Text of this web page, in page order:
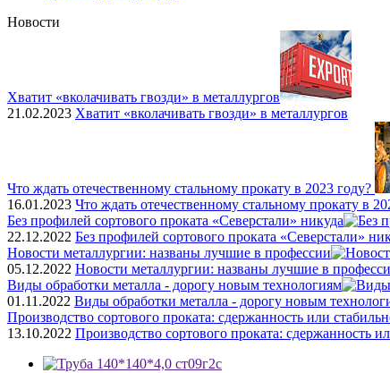
Новости
Хватит «вколачивать гвозди» в металлургов
21.02.2023 Хватит «вколачивать гвозди» в металлургов
Что ждать отечественному стальному прокату в 2023 году?
16.01.2023 Что ждать отечественному стальному прокату в
Без профилей сортового проката «Северстали» никуда
22.12.2022 Без профилей сортового проката «Северстали»
Новости металлургии: названы лучшие в профессии
05.12.2022 Новости металлургии: названы лучшие в
Виды обработки металла - дорогу новым технологиям
01.11.2022 Виды обработки металла - дорогу новым
Производство сортового проката: сдержанность или
13.10.2022 Производство сортового проката: сдержанность